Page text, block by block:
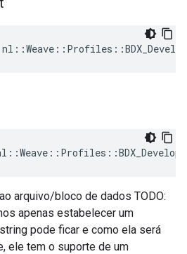
arquivo/bloco de dados TODO:
apenas estabelecer um
pode ficar e como ela será
ele tem o suporte de um